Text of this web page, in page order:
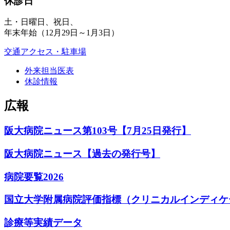
土・日曜日、祝日、
年末年始（12月29日～1月3日）
交通アクセス・駐車場
外来担当医表
休診情報
広報
阪大病院ニュース第103号【7月25日発行】
阪大病院ニュース【過去の発行号】
病院要覧2026
国立大学附属病院評価指標（クリニカルインディ
診療等実績データ